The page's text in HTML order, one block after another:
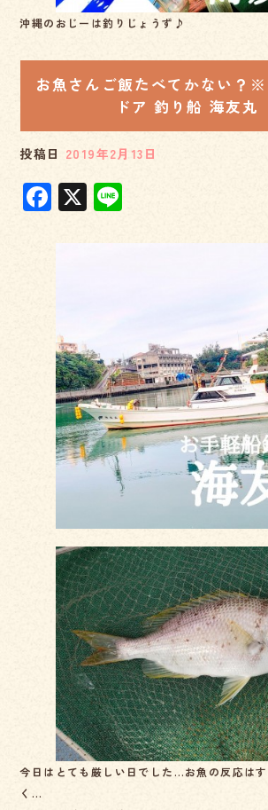
沖縄のおじーは釣りじょうず♪
お魚さんご飯たべてかない？
ドア 釣り船 海友丸
投稿日 2019年2月13日
F
a
c
o
o
k
X
e
今日はとても厳しい日でした…お魚の反応は
く…